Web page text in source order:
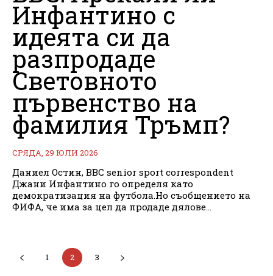
Инфантино с
идеята си да
разпродаде
Световното
първенство на
фамилия Тръмп?
СРЯДА, 29 ЮЛИ 2026
Даниел Остин, BBC senior sport correspondent
Джани Инфантино го определя като
демократизация на футбола.Но съобщението на
ФИФА, че има за цел да продаде дялове...
1 2 3